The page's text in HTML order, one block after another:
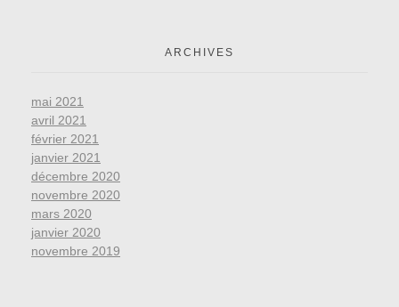
ARCHIVES
mai 2021
avril 2021
février 2021
janvier 2021
décembre 2020
novembre 2020
mars 2020
janvier 2020
novembre 2019